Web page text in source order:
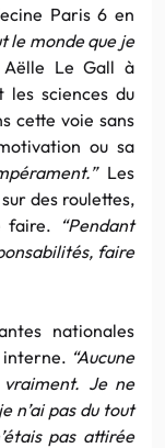
Paris 6 en
le monde que je
Le Gall à
les sciences du
cette voie sans
ou sa
Les
des roulettes,
faire. “Pendant
faire
nationales
interne. “Aucune
vraiment. Je ne
n’ai pas du tout
pas attirée